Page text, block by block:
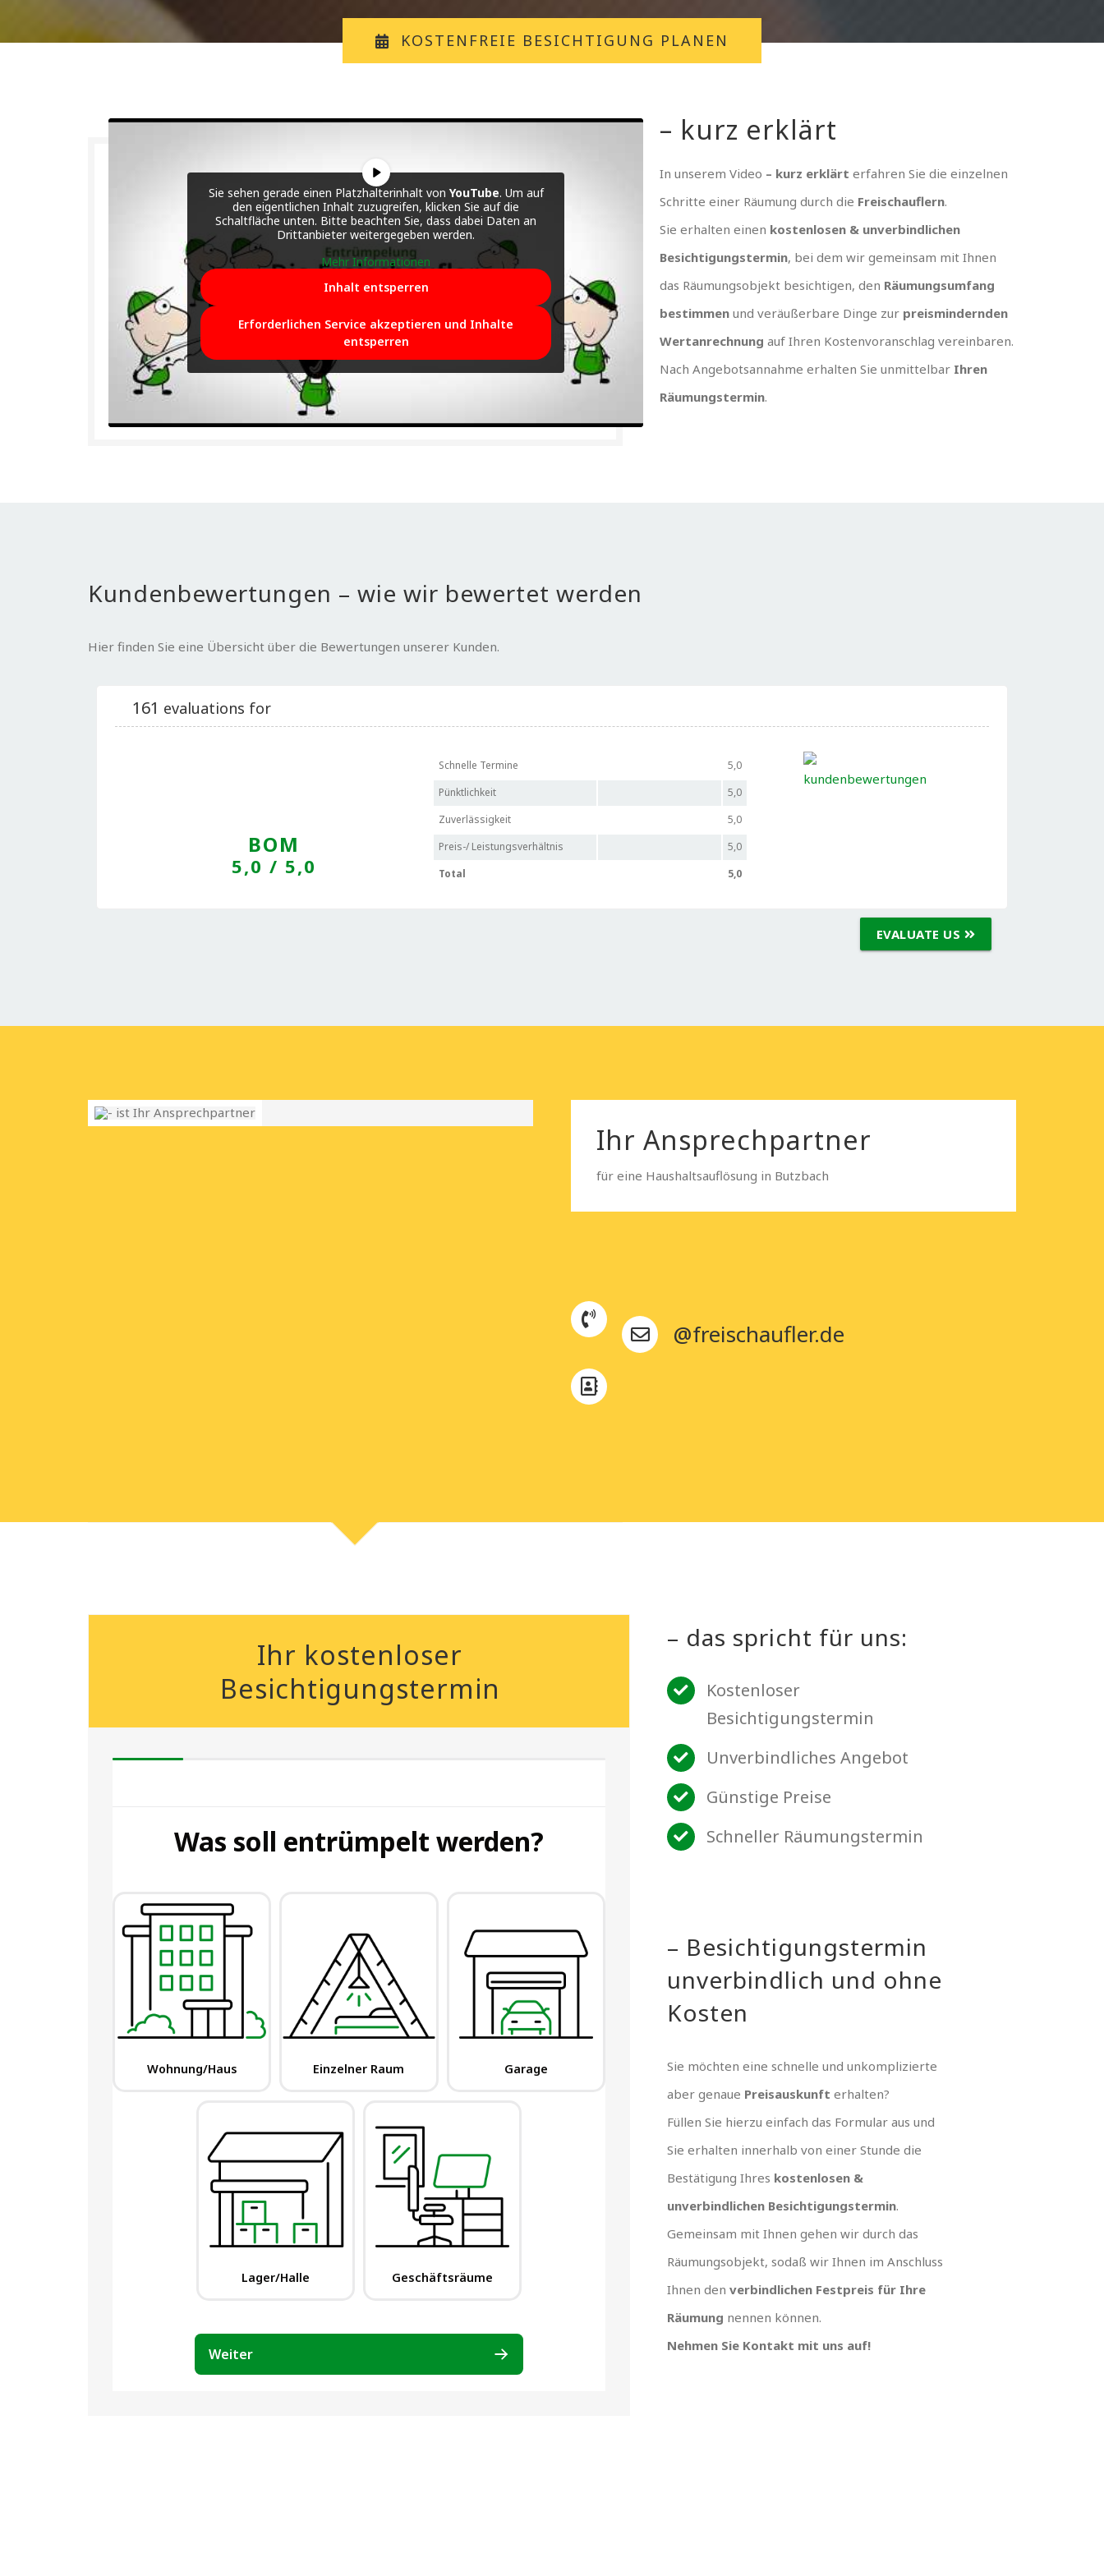
KOSTENFREIE BESICHTIGUNG PLANEN
Sie sehen gerade einen Platzhalterinhalt von YouTube. Um auf
den eigentlichen Inhalt zuzugreifen, klicken Sie auf die
Schaltfläche unten. Bitte beachten Sie, dass dabei Daten an
Drittanbieter weitergegeben werden.
Mehr Informationen
Inhalt entsperren
Erforderlichen Service akzeptieren und Inhalte
entsperren
– kurz erklärt
In unserem Video – kurz erklärt erfahren Sie die einzelnen
Schritte einer Räumung durch die Freischauflern.
Sie erhalten einen kostenlosen & unverbindlichen
Besichtigungstermin, bei dem wir gemeinsam mit Ihnen
das Räumungsobjekt besichtigen, den Räumungsumfang
bestimmen und veräußerbare Dinge zur preismindernden
Wertanrechnung auf Ihren Kostenvoranschlag vereinbaren.
Nach Angebotsannahme erhalten Sie unmittelbar Ihren
Räumungstermin.
Kundenbewertungen – wie wir bewertet werden
Hier finden Sie eine Übersicht über die Bewertungen unserer Kunden.
161 evaluations for
BOM
5,0 / 5,0
Schnelle Termine
5,0
Pünktlichkeit
5,0
Zuverlässigkeit
5,0
Preis-/ Leistungsverhältnis
5,0
Total
5,0
EVALUATE US
Ihr Ansprechpartner
für eine Haushaltsauflösung in Butzbach
@freischaufler.de
Ihr kostenloser
Besichtigungstermin
– das spricht für uns:
Kostenloser
Besichtigungstermin
Unverbindliches Angebot
Günstige Preise
Schneller Räumungstermin
– Besichtigungstermin
unverbindlich und ohne
Kosten
Sie möchten eine schnelle und unkomplizierte
aber genaue Preisauskunft erhalten?
Füllen Sie hierzu einfach das Formular aus und
Sie erhalten innerhalb von einer Stunde die
Bestätigung Ihres kostenlosen &
unverbindlichen Besichtigungstermin.
Gemeinsam mit Ihnen gehen wir durch das
Räumungsobjekt, sodaß wir Ihnen im Anschluss
Ihnen denverbindlichen Festpreis für Ihre
Räumung nennen können.
Nehmen Sie Kontakt mit uns auf!